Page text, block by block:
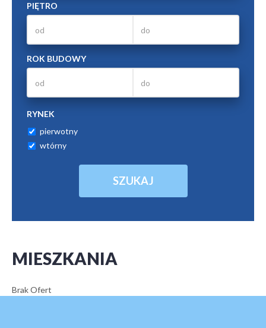
PIĘTRO
ROK BUDOWY
RYNEK
pierwotny
wtórny
MIESZKANIA
Brak Ofert